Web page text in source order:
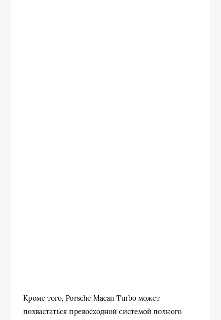
Кроме того, Porsche Macan Turbo может
похвастаться превосходной системой полного